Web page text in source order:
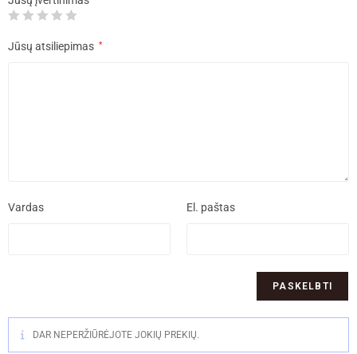
Jūsų atsiliepimas *
Vardas El. paštas
DAR NEPERŽIŪRĖJOTE JOKIŲ PREKIŲ.